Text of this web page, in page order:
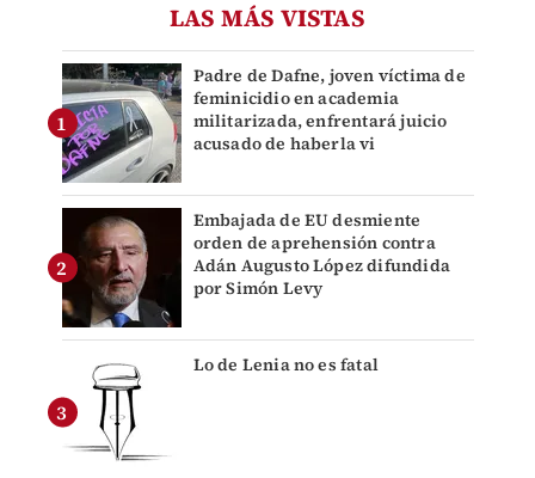
LAS MÁS VISTAS
Padre de Dafne, joven víctima de
feminicidio en academia
militarizada, enfrentará juicio
acusado de haberla vi
Embajada de EU desmiente
orden de aprehensión contra
Adán Augusto López difundida
por Simón Levy
Lo de Lenia no es fatal